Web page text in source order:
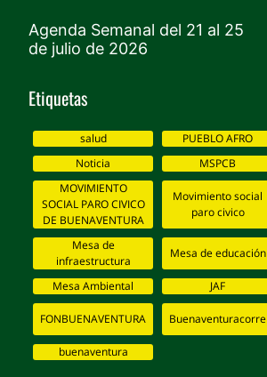
Agenda Semanal del 21 al 25
de julio de 2026
Etiquetas
salud PUEBLO AFRO
Noticia
MSPCB
MOVIMIENTO
SOCIAL PARO CIVICO
DE BUENAVENTURA
Movimiento social
paro civico
Mesa de
infraestructura
Mesa de educación
Mesa Ambiental JAF
FONBUENAVENTURA Buenaventuracorre
buenaventura